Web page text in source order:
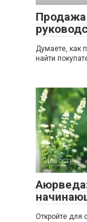
Продажа
Думаете, как
найти
Новости
Откройте для